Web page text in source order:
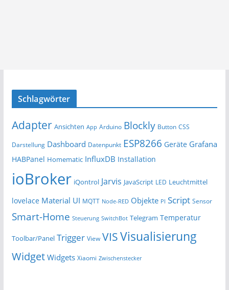
Schlagwörter
Adapter Ansichten App Arduino Blockly Button CSS
Darstellung Dashboard Datenpunkt ESP8266 Geräte Grafana
HABPanel Homematic InfluxDB Installation
ioBroker iQontrol Jarvis JavaScript LED Leuchtmittel
lovelace Material UI MQTT Node-RED Objekte PI Script Sensor
Smart-Home Steuerung SwitchBot Telegram Temperatur
Toolbar/Panel Trigger View VISVisualisierung
Widget Widgets Xiaomi Zwischenstecker